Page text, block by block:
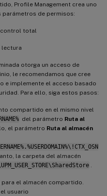
Profile Management crea uno
parámetros de permisos:
control total
lectura
otorga un acceso de
le recomendamos que cree
e implemente el acceso basado
Para ello, siga estos pasos:
compartido en el mismo nivel
del parámetro Ruta al
el parámetro Ruta al almacén
la carpeta del almacén
el almacén compartido.
usuario